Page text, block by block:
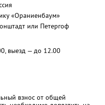
«Ораниенбаум»
или Петергоф
выезд — до 12.00
взнос от общей